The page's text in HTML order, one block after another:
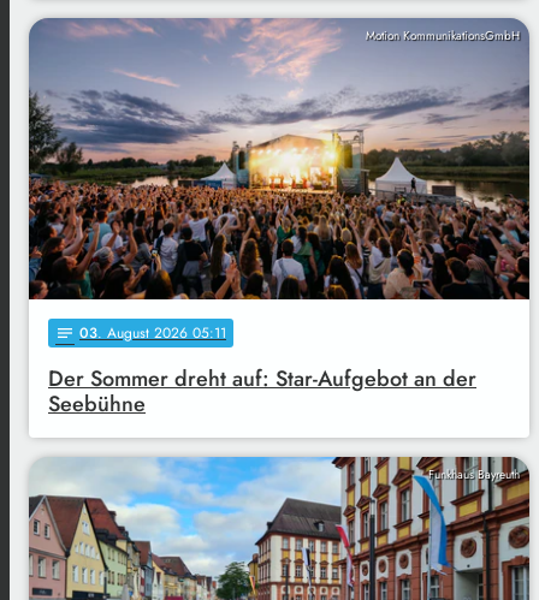
Motion KommunikationsGmbH
notes 03. August 2026 05:11
Der Sommer dreht auf: Star-Aufgebot an der
Seebühne
Funkhaus Bayreuth